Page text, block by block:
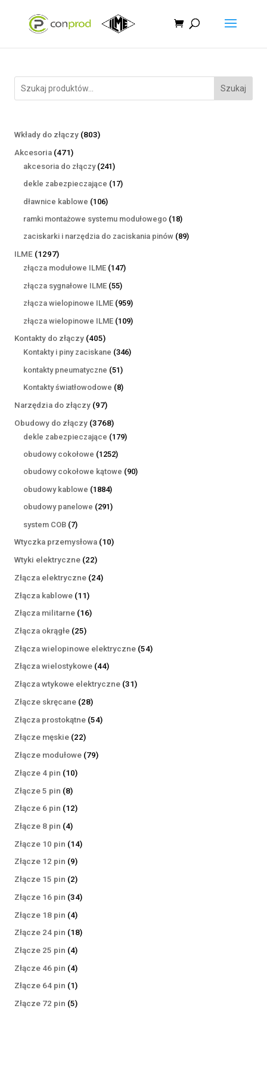
Szukaj
Wkłady do złączy 803803
Akcesoria 471471
produktów
akcesoria do złączy 241241
produktów
dekle zabezpieczające 1717
dławnice kablowe 106106
produktów
ramki montażowe systemu modułowego 1818
produktów
zaciskarki i narzędzia do zaciskania pinów 8989
ILME 12971297
produktów
złącza modułowe ILME 147147
złącza sygnałowe ILME 5555
produktów
złącza wielopinowe ILME 959959
produktów
złącza wielopinowe ILME 109109
Kontakty do złączy 405405
produktów
Kontakty i piny zaciskane 346346
kontakty pneumatyczne 5151
produktów
Kontakty światłowodowe 88
Narzędzia do złączy 9797
produktów
Obudowy do złączy 37683768
produktów
dekle zabezpieczające 179179
obudowy cokołowe 12521252
produkty
obudowy cokołowe kątowe 9090
obudowy kablowe 18841884
produkty
obudowy panelowe 291291
system COB 77
produktów
Wtyczka przemysłowa 1010
Wtyki elektryczne 2222
produkty
Złącza elektryczne 2424
Złącza kablowe 1111
produktów
Złącza militarne 1616
Złącza okrągłe 2525
produktów
Złącza wielopinowe elektryczne 5454
Złącza wielostykowe 4444
produkty
Złącza wtykowe elektryczne 3131
Złącze skręcane 2828
produktów
Złącza prostokątne 5454
Złącze męskie 2222
produkty
Złącze modułowe 7979
Złącze 4 pin 1010
Złącze 5 pin 88
produktów
Złącze 6 pin 1212
Złącze 8 pin 44
produkty
Złącze 10 pin 1414
Złącze 12 pin 99
produktów
Złącze 15 pin 22
produkty
Złącze 16 pin 3434
Złącze 18 pin 44
produkty
Złącze 24 pin 1818
Złącze 25 pin 44
produkty
Złącze 46 pin 44
produkty
Złącze 64 pin 11
produkt
Złącze 72 pin 55